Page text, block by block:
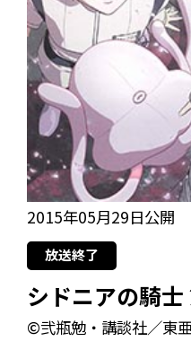
2015年05月29日公開
放送終了
シドニアの騎
©弐瓶勉・講談社／東